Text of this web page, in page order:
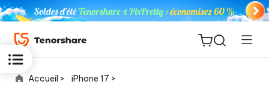
Accueil > iPhone 17 >